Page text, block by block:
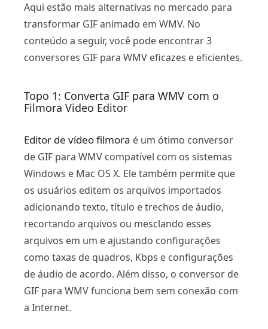
Aqui estão mais alternativas no mercado para
transformar GIF animado em WMV. No
conteúdo a seguir, você pode encontrar 3
conversores GIF para WMV eficazes e eficientes.
Topo 1: Converta GIF para WMV com o
Filmora Video Editor
Editor de vídeo filmora é um ótimo conversor
de GIF para WMV compatível com os sistemas
Windows e Mac OS X. Ele também permite que
os usuários editem os arquivos importados
adicionando texto, título e trechos de áudio,
recortando arquivos ou mesclando esses
arquivos em um e ajustando configurações
como taxas de quadros, Kbps e configurações
de áudio de acordo. Além disso, o conversor de
GIF para WMV funciona bem sem conexão com
a Internet.